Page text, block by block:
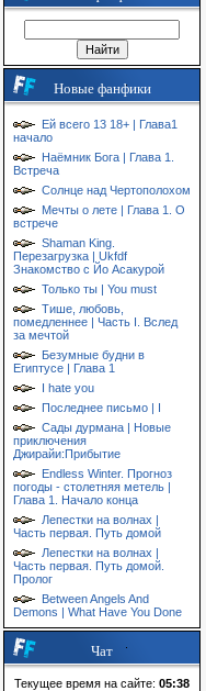
Новые фанфики
Ей всего 13 18+ | Глава1
начало
Наёмник Бога | Глава 1.
Встреча
Солнце над Чертополохом
Мечты о лете | Глава 1. О
встрече
Shaman King.
Перезагрузка | Ukfdf
Знакомство с Йо Асакурой
Только ты | You must
Тише, любовь,
помедленнее | Часть I. Вслед
за мечтой
Безумные будни в
Египтусе | Глава 1
I hate you
Последнее письмо | I
Сады дурмана | Новые
приключения
Джирайи:Прибытие
Endless Winter. Прогноз
погоды - столетняя метель |
Глава 1. Начало конца
Лепестки на волнах |
Часть первая. Путь домой
Лепестки на волнах |
Часть первая. Путь домой.
Пролог
Between Angels And
Demons | What Have You Done
Чат
Текущее время на сайте: 05:38